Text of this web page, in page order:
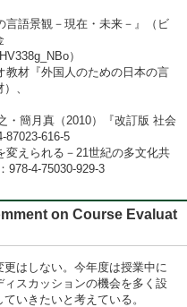
言語景観－現在・未来－』（ビ
）
教材『外国人のための日本の言
、
・簡月真（2010）『改訂版 社会
87023-616-5
変えられる－21世紀の多文化共
978-4-75030-929-3
on Course Evaluat
はしない。今年度は授業中に
スカッションの機会を多く設
いきたいと考えている。